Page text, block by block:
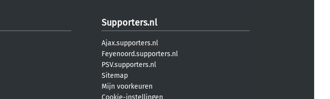
Supporters.nl
Ajax.supporters.nl
Feyenoord.supporters.nl
PSV.supporters.nl
Sitemap
Mijn voorkeuren
Cookie-instellingen